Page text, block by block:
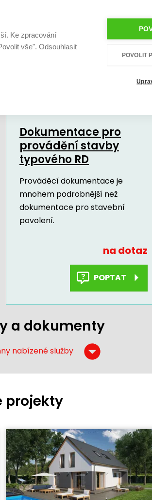
Dokumentace pro
provádění stavby
typového RD
Prováděcí dokumentace je
mnohem podrobnější než
dokumentace pro stavební
povolení.
na dotaz
POPTAT
a dokumenty
nabízené služby
projekty
Ke zpracování
vše". Odsouhlasit
POVOLIT